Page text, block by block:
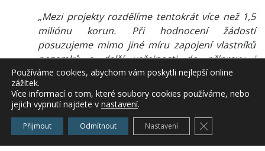
„Mezi projekty rozdělíme tentokrát více než 1,5
miliónu korun. Při hodnocení žádostí
posuzujeme mimo jiné míru zapojení vlastníků
pozemků a další veřejnosti do přípravy i
realizace projektu, ekologicko-stabilizační funkce
navržených řešení, hospodárné sestavení
rozpočtu, při výsadbách pak výběr stanovištně
vhodných dřevin,“doplnil Radim Cenek. Více
informací, včetně zprávy o tom, jaké projekty
byly v minulosti podpořeny, najdou zájemci na
Používáme cookies, abychom vám poskytli nejlepší online
zážitek.
Více informací o tom, které soubory cookies používáme, nebo
jejich vypnutí najdete v nastavení.
Přijmout Odmítnout Nastavení Zavřít cookie